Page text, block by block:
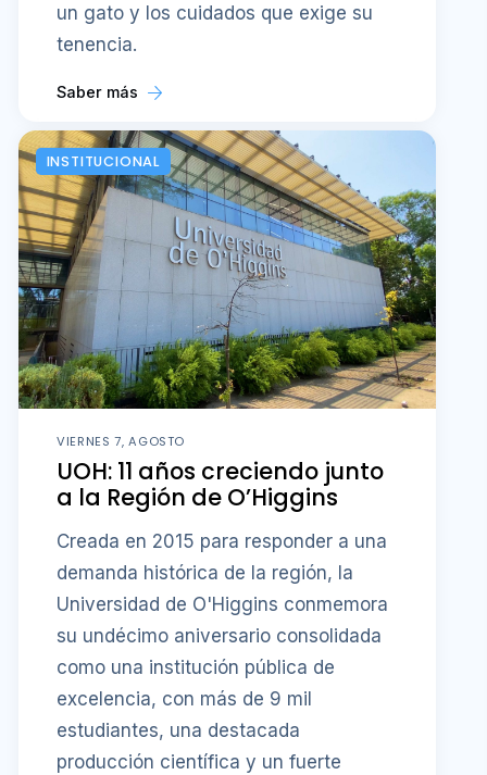
un gato y los cuidados que exige su
tenencia.
Saber más
INSTITUCIONAL
VIERNES 7, AGOSTO
UOH: 11 años creciendo junto
a la Región de O’Higgins
Creada en 2015 para responder a una
demanda histórica de la región, la
Universidad de O'Higgins conmemora
su undécimo aniversario consolidada
como una institución pública de
excelencia, con más de 9 mil
estudiantes, una destacada
producción científica y un fuerte